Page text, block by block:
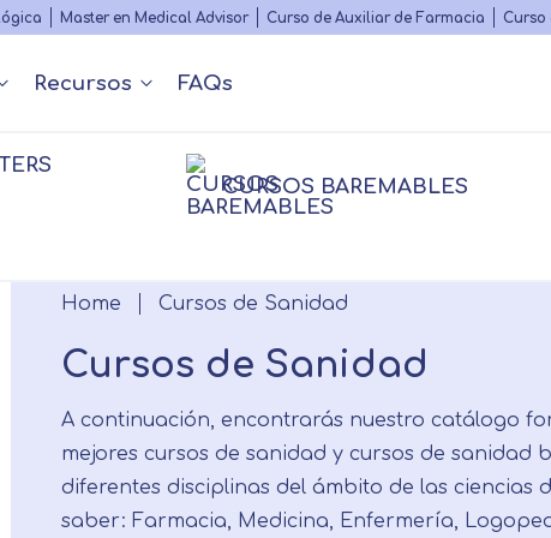
Skip
to
Master en Medical Advisor Curso de Auxiliar de Farmacia Curso
Nuestros contenidos
Recursos
y Podcast Diccionario Médico
FAQs
Logopedia
Fisioterapia
CURSOS BAREMABLES
Breadcrumb
Home Cursos de Sanidad
Cursos de Sanidad
A continuación, encontrarás nuestro catálogo
mejores cursos de sanidad y cursos de sanidad
diferentes disciplinas del ámbito de las ciencias
saber: Farmacia, Medicina, Enfermería,
Matricularme